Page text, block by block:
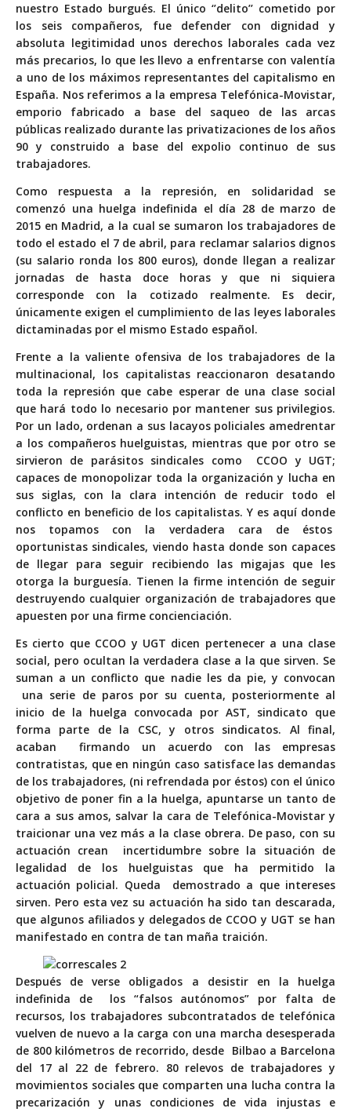
nuestro Estado burgués. El único ‘’delito’’ cometido por
los seis compañeros, fue defender con dignidad y
absoluta legitimidad unos derechos laborales cada vez
más precarios, lo que les llevo a enfrentarse con valentía
a uno de los máximos representantes del capitalismo en
España. Nos referimos a la empresa Telefónica-Movistar,
emporio fabricado a base del saqueo de las arcas
públicas realizado durante las privatizaciones de los años
90 y construido a base del expolio continuo de sus
trabajadores.
Como respuesta a la represión, en solidaridad se
comenzó una huelga indefinida el día 28 de marzo de
2015 en Madrid, a la cual se sumaron los trabajadores de
todo el estado el 7 de abril, para reclamar salarios dignos
(su salario ronda los 800 euros), donde llegan a realizar
jornadas de hasta doce horas y que ni siquiera
corresponde con la cotizado realmente. Es decir,
únicamente exigen el cumplimiento de las leyes laborales
dictaminadas por el mismo Estado español.
Frente a la valiente ofensiva de los trabajadores de la
multinacional, los capitalistas reaccionaron desatando
toda la represión que cabe esperar de una clase social
que hará todo lo necesario por mantener sus privilegios.
Por un lado, ordenan a sus lacayos policiales amedrentar
a los compañeros huelguistas, mientras que por otro se
sirvieron de parásitos sindicales como CCOO y UGT;
capaces de monopolizar toda la organización y lucha en
sus siglas, con la clara intención de reducir todo el
conflicto en beneficio de los capitalistas. Y es aquí donde
nos topamos con la verdadera cara de éstos
oportunistas sindicales, viendo hasta donde son capaces
de llegar para seguir recibiendo las migajas que les
otorga la burguesía. Tienen la firme intención de seguir
destruyendo cualquier organización de trabajadores que
apuesten por una firme concienciación.
Es cierto que CCOO y UGT dicen pertenecer a una clase
social, pero ocultan la verdadera clase a la que sirven. Se
suman a un conflicto que nadie les da pie, y convocan
una serie de paros por su cuenta, posteriormente al
inicio de la huelga convocada por AST, sindicato que
forma parte de la CSC, y otros sindicatos. Al final,
acaban firmando un acuerdo con las empresas
contratistas, que en ningún caso satisface las demandas
de los trabajadores, (ni refrendada por éstos) con el único
objetivo de poner fin a la huelga, apuntarse un tanto de
cara a sus amos, salvar la cara de Telefónica-Movistar y
traicionar una vez más a la clase obrera. De paso, con su
actuación crean incertidumbre sobre la situación de
legalidad de los huelguistas que ha permitido la
actuación policial. Queda demostrado a que intereses
sirven. Pero esta vez su actuación ha sido tan descarada,
que algunos afiliados y delegados de CCOO y UGT se han
manifestado en contra de tan maña traición.
Después de verse obligados a desistir en la huelga
indefinida de los “falsos autónomos” por falta de
recursos, los trabajadores subcontratados de telefónica
vuelven de nuevo a la carga con una marcha desesperada
de 800 kilómetros de recorrido, desde Bilbao a Barcelona
del 17 al 22 de febrero. 80 relevos de trabajadores y
movimientos sociales que comparten una lucha contra la
precarización y unas condiciones de vida injustas e